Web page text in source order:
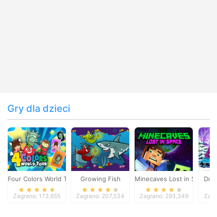
Gry dla dzieci
Four Colors World Tour
Zagrano: 173,655
Growing Fish
Zagrano: 207,534
Minecaves Lost in Space
Zagrano: 293,349